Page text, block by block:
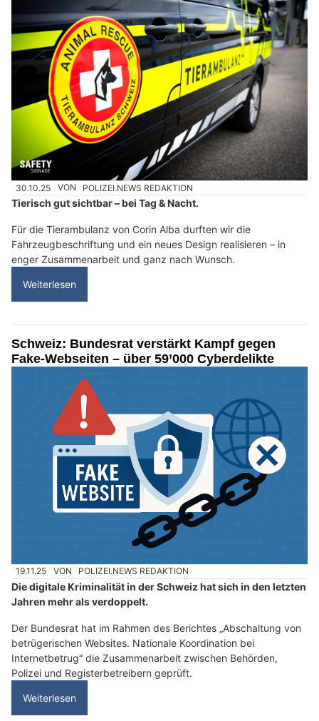
30.10.25 VON POLIZEI.NEWS REDAKTION
Tierisch gut sichtbar – bei Tag & Nacht.
Für die Tierambulanz von Corin Alba durften wir die
Fahrzeugbeschriftung und ein neues Design realisieren – in
enger Zusammenarbeit und ganz nach Wunsch.
Weiterlesen
Schweiz: Bundesrat verstärkt Kampf gegen
Fake-Webseiten – über 59’000 Cyberdelikte
19.11.25 VON POLIZEI.NEWS REDAKTION
Die digitale Kriminalität in der Schweiz hat sich in den letzten
Jahren mehr als verdoppelt.
Der Bundesrat hat im Rahmen des Berichtes „Abschaltung von
betrügerischen Websites. Nationale Koordination bei
Internetbetrug“ die Zusammenarbeit zwischen Behörden,
Polizei und Registerbetreibern geprüft.
Weiterlesen